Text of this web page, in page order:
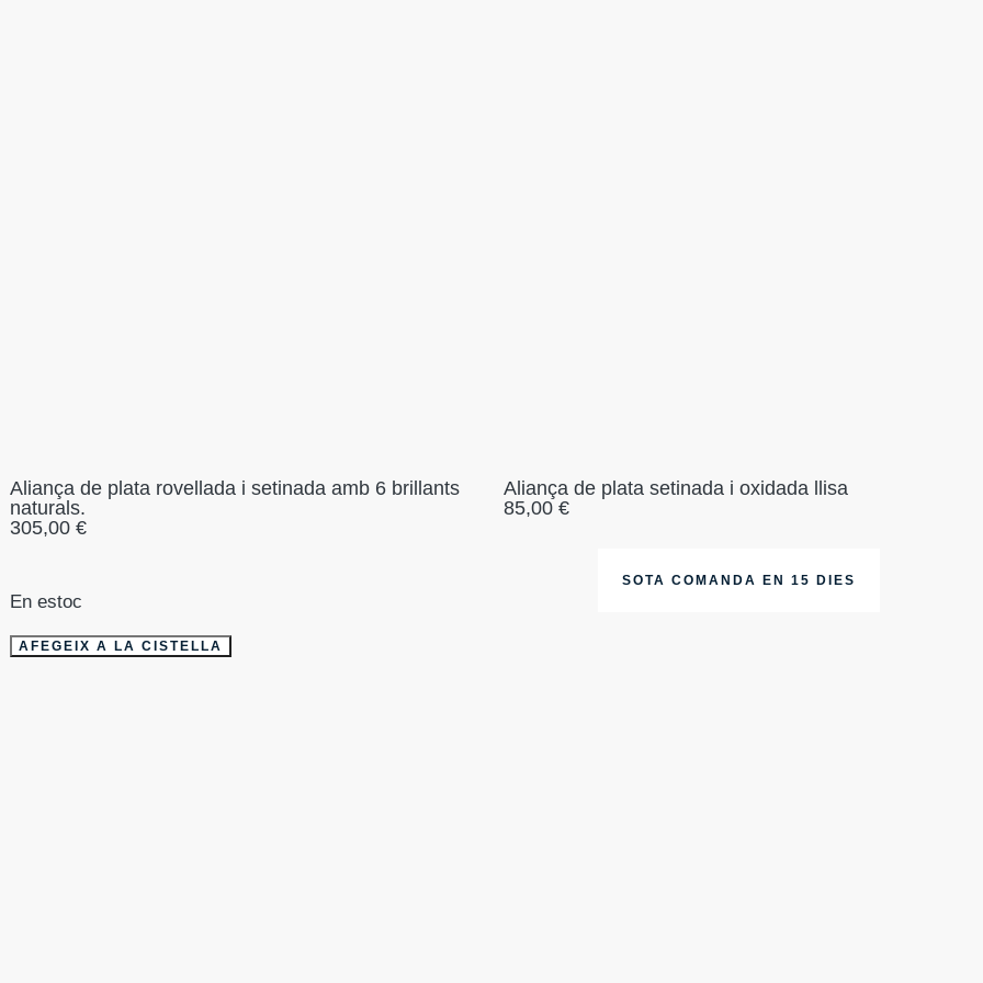
Aliança de plata rovellada i setinada amb 6 brillants
naturals.
305,00€
En estoc
AFEGEIX A LA CISTELLA
Aliança de plata setinada i oxidada llisa
85,00 €
SOTA COMANDA EN 15 DIES